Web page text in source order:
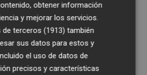
la actualidad de
en tu correo
suscribirme
obtener información
y mejorar los servicios.
de terceros (1913) también
sus datos para estos y
el uso de datos de
precisos y características